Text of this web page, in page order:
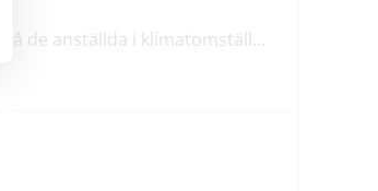
TCO: Ta vara på de anställda i klimatomställningen